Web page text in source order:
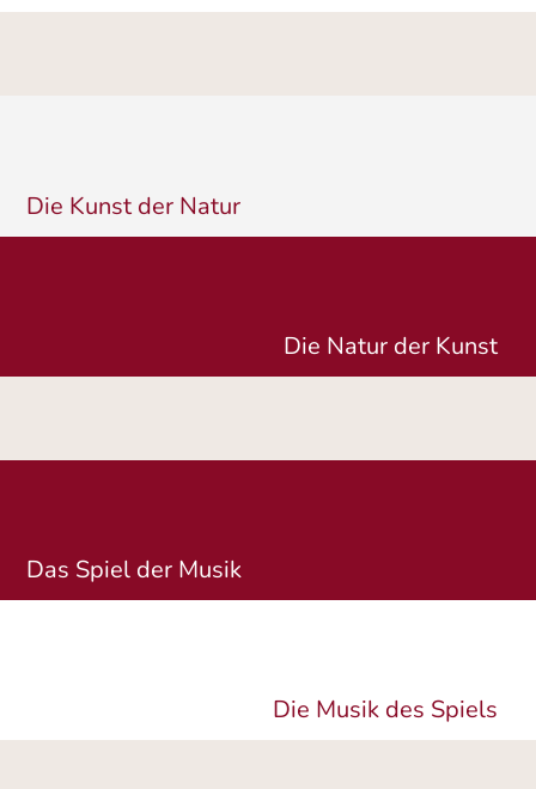
Die Kunst der Natur
Die Natur der Kunst
Das Spiel der Musik
Die Musik des Spiels